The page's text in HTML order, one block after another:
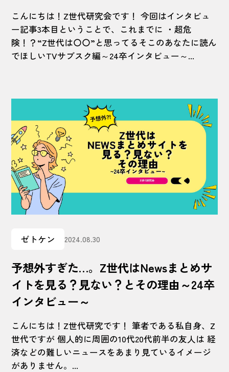
こんにちは！Z世代研究会です！ 今回はインタビュ
ー記事3本目ということで、これまでに ・超危
険！？“Z世代は〇〇”と思ってるそこのあなたに読ん
でほしいTVサブスク編～24卒インタビュー～...
ゼトケン 2024.08.30
予想外すぎた…。Z世代はNewsまとめサ
イトを見る？見ない？とその理由～24卒
インタビュー～
こんにちは！Z世代研究です！ 筆者である私自身、Z
世代ですが 個人的に周囲の10代20代前半の友人は 経
済などの難しいニュースをあまり見ているイメージ
がありません。...